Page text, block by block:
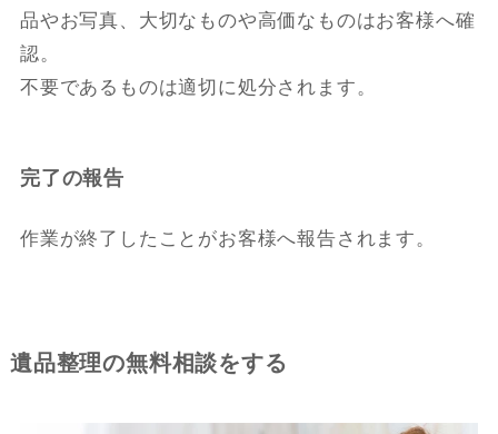
品やお写真、大切なものや高価なものはお客様へ確
認。
不要であるものは適切に処分されます。
完了の報告
作業が終了したことがお客様へ報告されます。
遺品整理の無料相談をする